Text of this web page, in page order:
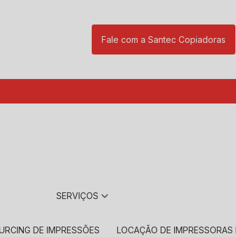
Fale com a Santec Copiadoras
SERVIÇOS
DE IMPRESSÕES LOCAÇÃO DE